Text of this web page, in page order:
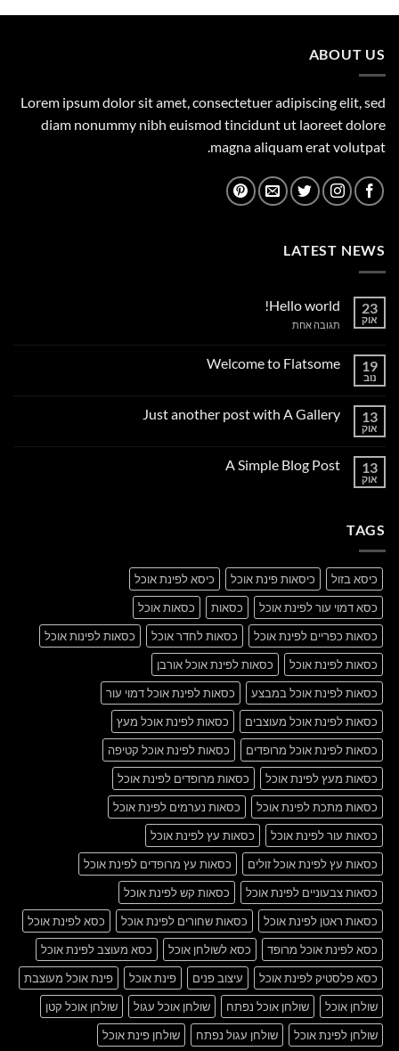
1,500.00 ₪.
1,149.00 ₪.
ABOUT US
Lorem ipsum dolor sit amet, consectetuer adipiscing elit, sed
diam nonummy nibh euismod tincidunt ut laoreet dolore
magna aliquam erat volutpat.
LATEST NEWS
23
אוק
Hello world!
תגובה אחתעל
19
נוב
Welcome to Flatsome
Welcome
13
אוק
Just another post with A Gallery
Just
13
אוק
A Simple Blog Post
TAGS
כיסא בזול כיסאות פינת אוכל
כיסא לפינת אוכל
כסא דמוי עור לפינת אוכל
כסאות
כסאות אוכל
כסאות כפריים לפינת אוכל
כסאות לחדר אוכל
כסאות לפינות אוכל
כסאות לפינת אוכל
כסאות לפינת אוכל אורבן
כסאות לפינת אוכל במבצע
כסאות לפינת אוכל דמוי עור
כסאות לפינת אוכל מעוצבים
כסאות לפינת אוכל מעץ
כסאות לפינת אוכל מרופדים
כסאות לפינת אוכל קטיפה
כסאות מעץ לפינת אוכל
כסאות מרופדים לפינת אוכל
כסאות מתכת לפינת אוכל
כסאות נערמים לפינת אוכל
כסאות עור לפינת אוכל
כסאות עץ לפינת אוכל
כסאות עץ לפינת אוכל זולים
כסאות עץ מרופדים לפינת אוכל
כסאות צבעוניים לפינת אוכל
כסאות קש לפינת אוכל
כסאות ראטן לפינת אוכל
כסאות שחורים לפינת אוכל
כסא לפינת אוכל
כסא לפינת אוכל מרופד
כסא לשולחן אוכל
כסא מעוצב לפינת אוכל
כסא פלסטיק לפינת אוכל
עיצוב פנים פינת אוכל
פינת אוכל מעוצבת
שולחן אוכל
שולחן אוכל נפתח שולחן אוכל עגול
שולחן אוכל קטן
שולחן לפינת אוכל
שולחן עגול נפתח שולחן פינת אוכל